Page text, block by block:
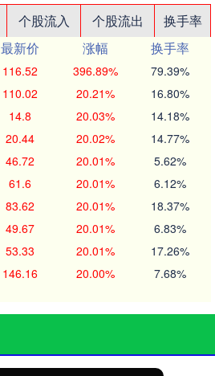
个股流入 个股流出
换手率
最新价 涨幅
换手率
116.52 396.89% 79.39%
110.02 20.21% 16.80%
14.8 20.03% 14.18%
20.44 20.02% 14.77%
46.72 20.01% 5.62%
61.6 20.01% 6.12%
83.62 20.01% 18.37%
49.67 20.01% 6.83%
53.33 20.01% 17.26%
146.16 20.00% 7.68%